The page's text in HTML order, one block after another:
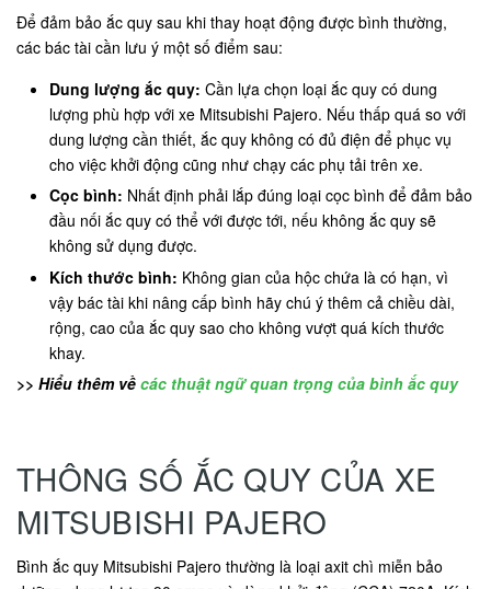
Để đảm bảo ắc quy sau khi thay hoạt động được bình thường,
các bác tài cần lưu ý một số điểm sau:
Dung lượng ắc quy: Cần lựa chọn loại ắc quy có dung
lượng phù hợp với xe Mitsubishi Pajero. Nếu thấp quá so với
dung lượng cần thiết, ắc quy không có đủ điện để phục vụ
cho việc khởi động cũng như chạy các phụ tải trên xe.
Cọc bình: Nhất định phải lắp đúng loại cọc bình để đảm bảo
đầu nối ắc quy có thể với được tới, nếu không ắc quy sẽ
không sử dụng được.
Kích thước bình: Không gian của hộc chứa là có hạn, vì
vậy bác tài khi nâng cấp bình hãy chú ý thêm cả chiều dài,
rộng, cao của ắc quy sao cho không vượt quá kích thước
khay.
>> Hiểu thêm về các thuật ngữ quan trọng của bình ắc quy
THÔNG SỐ ẮC QUY CỦA XE
MITSUBISHI PAJERO
Bình ắc quy Mitsubishi Pajero thường là loại axit chì miễn bảo